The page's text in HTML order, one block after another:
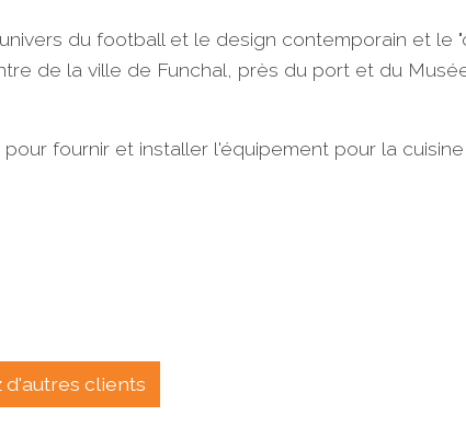
du football et le design contemporain et le
de la ville de Funchal, près du port et du
fournir et installer l'équipement pour la
d'autres clients